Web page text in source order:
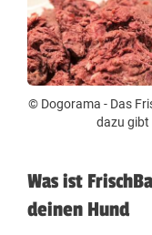
© Dogorama - Das
dazu gibt
Was ist
deinen Hund